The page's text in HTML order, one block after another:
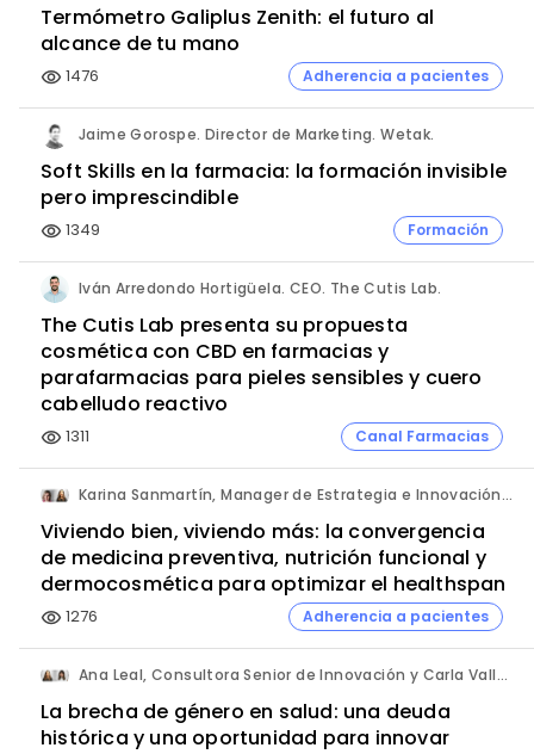
Termómetro Galiplus Zenith: el futuro al
alcance de tu mano
visibility 1476 Adherencia a pacientes
Jaime Gorospe. Director de Marketing. Wetak.
Soft Skills en la farmacia: la formación invisible
pero imprescindible
visibility 1349 Formación
Iván Arredondo Hortigüela. CEO. The Cutis Lab.
The Cutis Lab presenta su propuesta
cosmética con CBD en farmacias y
parafarmacias para pieles sensibles y cuero
cabelludo reactivo
visibility 1311 Canal Farmacias
Karina Sanmartín, Manager de Estrategia e Innovación y Ana Leal, Consultora Senior de Innovación. ANIMA.
Viviendo bien, viviendo más: la convergencia
de medicina preventiva, nutrición funcional y
dermocosmética para optimizar el healthspan
visibility 1276 Adherencia a pacientes
Ana Leal, Consultora Senior de Innovación y Carla Vallès, Manager. ANIMA.
La brecha de género en salud: una deuda
histórica y una oportunidad para innovar